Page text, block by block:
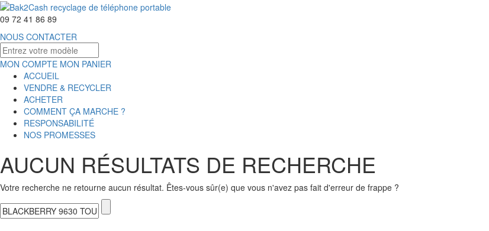
09 72 41 86 89
NOUS CONTACTER
MON COMPTE MON PANIER
ACCUEIL
VENDRE & RECYCLER
ACHETER
COMMENT ÇA MARCHE ?
RESPONSABILITÉ
NOS PROMESSES
AUCUN RÉSULTATS DE RECHERCHE
Votre recherche ne retourne aucun résultat. Êtes-vous sûr(e) que vous n'avez pas fait d'erreur de frappe ?